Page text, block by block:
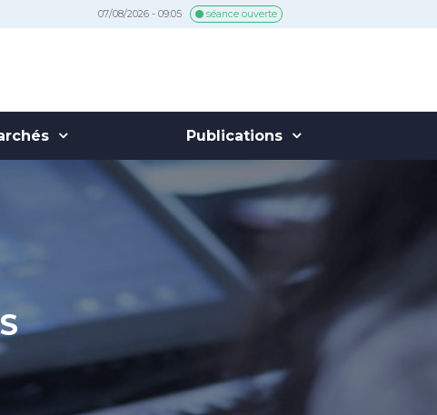
07/08/2026 - 09:05 séance ouverte
Publications